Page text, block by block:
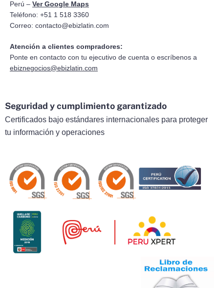
Perú – Ver Google Maps
Teléfono: +51 1 518 3360
Correo: contacto@ebizlatin.com
Atención a clientes compradores:
Ponte en contacto con tu ejecutivo de cuenta o escríbenos a
ebiznegocios@ebizlatin.com
Seguridad y cumplimiento garantizado
Certificados bajo estándares internacionales para proteger
tu información y operaciones